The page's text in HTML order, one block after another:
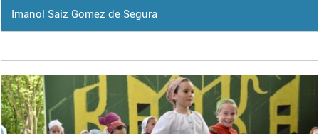
Imanol Saiz Gomez de Segura